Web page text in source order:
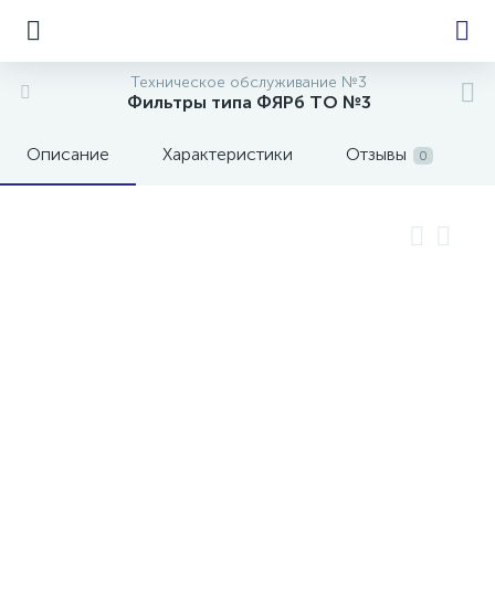
Техническое обслуживание №3
Фильтры типа ФЯРб ТО №3
Описание Характеристики Отзывы 0